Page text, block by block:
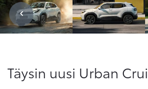
Täysin uusi Urban